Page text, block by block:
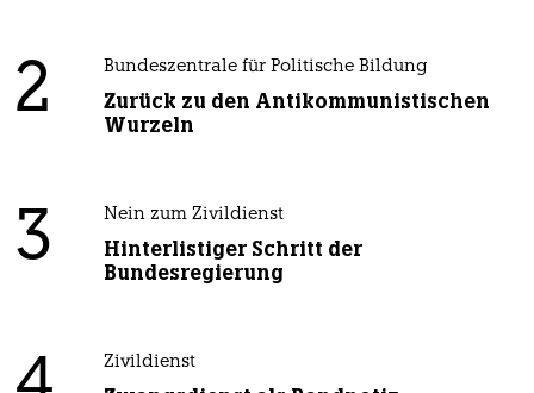
2 Bundeszentrale für Politische Bildung
Zurück zu den Antikommunistischen
Wurzeln
3 Nein zum Zivildienst
Hinterlistiger Schritt der
Bundesregierung
Zivildienst